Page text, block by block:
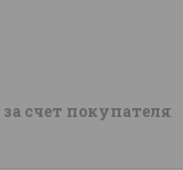
за счет покупателя